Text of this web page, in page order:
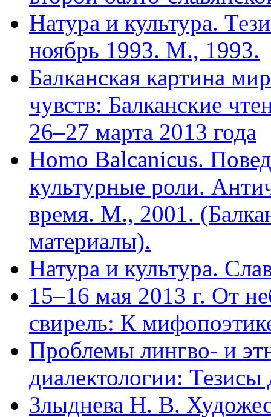
Натура и культура.
ноябрь 1993. М., 1993.
Балканская картина
чувств: Балканские
26–27 марта 2013 года
Homo Balcanicus.
культурные роли.
время. М., 2001.
материалы).
Натура и культура.
15–16 мая 2013 г. От
свирель: К
Проблемы лингво- и
диалектологии:
Злыднева Н. В.